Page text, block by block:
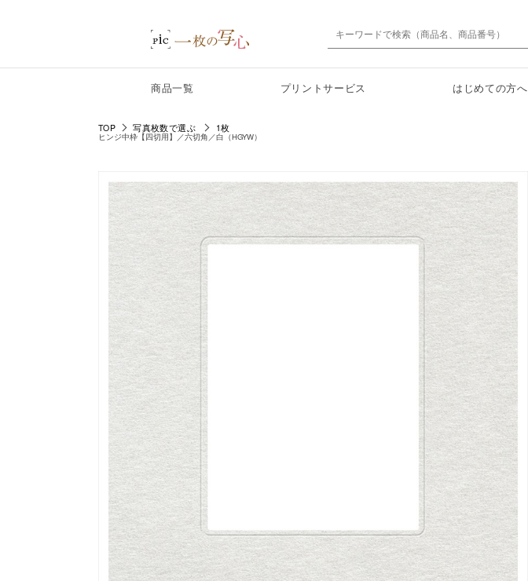
商品一覧 プリントサービス はじめての方へ
TOP 写真枚数で選ぶ 1枚
ヒンジ中枠【四切用】／六切角／白（HGYW）